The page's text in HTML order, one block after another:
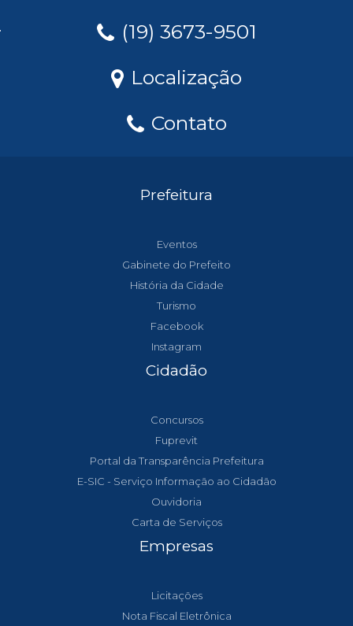
(19) 3673-9501
Localização
Contato
Prefeitura
Eventos
Gabinete do Prefeito
História da Cidade
Turismo
Facebook
Instagram
Cidadão
Concursos
Fuprevit
Portal da Transparência Prefeitura
E-SIC - Serviço Informação ao Cidadão
Ouvidoria
Carta de Serviços
Empresas
Licitações
Nota Fiscal Eletrônica